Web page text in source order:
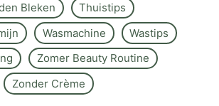
Bleken
Thuistips
Wasmachine
Wastips
Zomer Beauty Routine
Zonder Crème